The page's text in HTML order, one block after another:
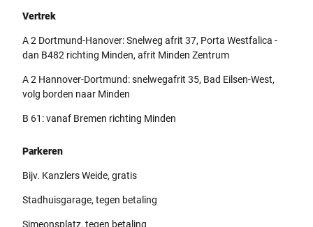
Vertrek
A 2 Dortmund-Hanover: Snelweg afrit 37, Porta Westfalica -
dan B482 richting Minden, afrit Minden Zentrum
A 2 Hannover-Dortmund: snelwegafrit 35, Bad Eilsen-West,
volg borden naar Minden
B 61: vanaf Bremen richting Minden
Parkeren
Bijv. Kanzlers Weide, gratis
Stadhuisgarage, tegen betaling
Simeonsplatz, tegen betaling